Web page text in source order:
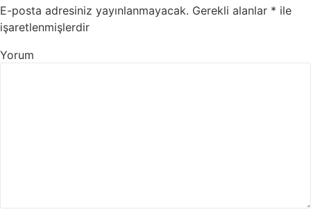
E-posta adresiniz yayınlanmayacak. Gerekli alanlar * ile
işaretlenmişlerdir
Yorum